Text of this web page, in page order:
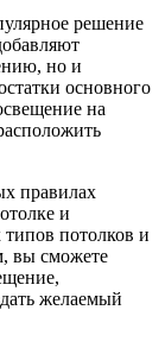
решение
но и
основного
на
правилах
и
потолков и
вы сможете
желаемый